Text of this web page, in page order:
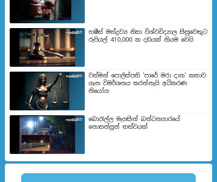
හෂීස් මත්ද්‍රව්‍ය නිසා විශ්වවිද්‍යාල සිසුවෙකුට
රුපියල් 410,000 ක දඩයක් නියම වෙයි
වත්මන් පොලිස්පති 'පාරේ මරා දාන' කතාව
ගැන විමර්ශනය කරන්නැයි අධිකරණ
නියෝග
බොරැල්ල මැගසින් බන්ධනගාරයේ
නොසන්සුන් තත්වයක්